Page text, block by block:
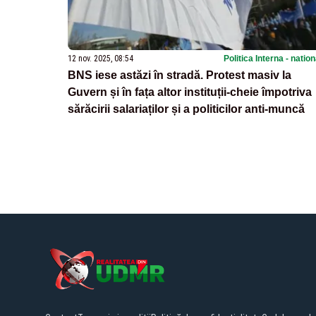
12 nov. 2025, 08:54 Politica Interna -
BNS iese astăzi în stradă. Protest masiv la
Guvern și în fața altor instituții-cheie împotriva
sărăcirii salariaților și a politicilor anti-muncă